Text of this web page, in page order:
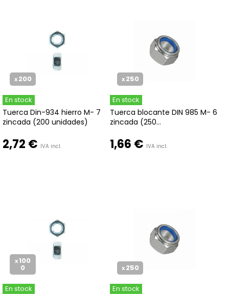
x 200
En stock
Tuerca Din-934 hierro M- 7
zincada (200 unidades)
2,72 € IVA incl.
x 250
En stock
Tuerca blocante DIN 985 M- 6
zincada (250...
1,66 € IVA incl.
x100
0
En stock
x 250
En stock